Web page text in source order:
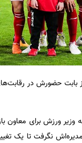
حضورش در رقابت‌های
وزیر ورزش برای
نگرفت تا یک